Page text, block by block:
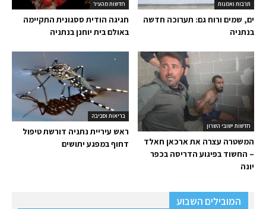
חדשות מהעיר
חגיגה הודית ססגונית התקיימה
באולם בית יוחנן בנתניה
תרבות ואמנות
ים, שמים ורוח גם: תערוכה חדשה
בנתניה
בריאות וסביבה
ראש עיריית נתניה דורשת טיפול
דחוף במפגע יתושים
חדשות ישובי השרון
המשטרה עצרה את ארכאן חאלד
– החשוד בפיגוע הדריסה בכפר
יונה
המובילים השבוע